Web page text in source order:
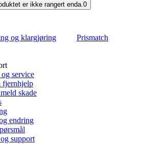
er ikke rangert enda.0
og klargjøring
Prismatch
service
fjernhjelp
skade
endring
support